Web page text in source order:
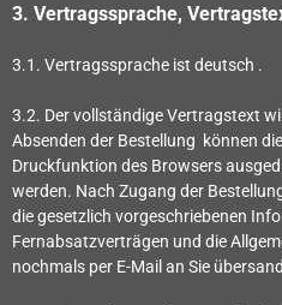
3. Vertragssprache,
3.1. Vertragssprache ist deutsch .
3.2. Der vollständige Vertragstext
Absenden der Bestellung können
Druckfunktion des Browsers
werden. Nach Zugang der
die gesetzlich vorgeschriebenen
Fernabsatzverträgen und die
nochmals per E-Mail an Sie